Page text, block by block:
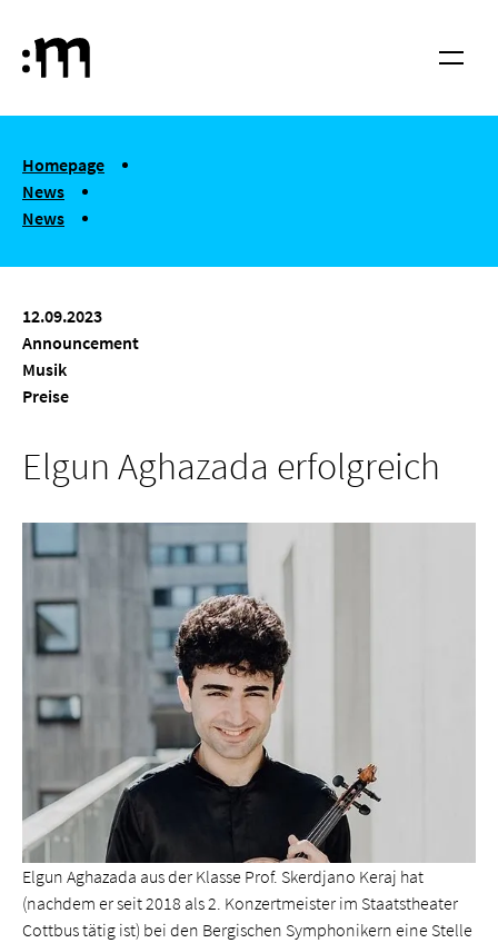
Cologne University of Music and Dance Menu
You are here:
Homepage
News
News
Elgun Aghazada erfolgreich
12.09.2023
Announcement
Musik
Preise
Elgun Aghazada erfolgreich
Elgun Aghazada aus der Klasse Prof. Skerdjano Keraj hat
(nachdem er seit 2018 als 2. Konzertmeister im Staatstheater
Cottbus tätig ist) bei den Bergischen Symphonikern eine Stelle